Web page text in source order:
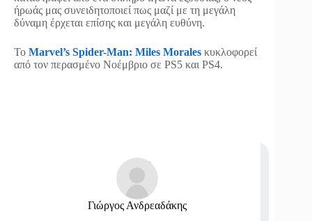
ήρωάς μας συνειδητοποιεί πως μαζί με τη μεγάλη
δύναμη έρχεται επίσης και μεγάλη ευθύνη.
Το Marvel’s Spider-Man: Miles Morales κυκλοφορεί
από τον περασμένο Νοέμβριο σε PS5 και PS4.
Γιώργος Ανδρεαδάκης